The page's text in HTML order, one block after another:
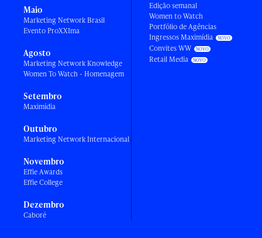
Maio
Marketing Network Brasil
Evento ProXXIma
Agosto
Marketing Network Knowledge
Women To Watch - Homenagem
Setembro
Maximídia
Outubro
Marketing Network Internacional
Novembro
Effie Awards
Effie College
Dezembro
Caboré
Edição semanal
Women to Watch
Portfólio de Agências
Ingressos Maximídia
Convites WW
Retail Media